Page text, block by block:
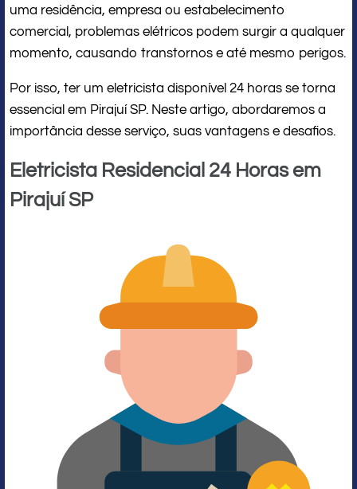
uma residência, empresa ou estabelecimento
comercial, problemas elétricos podem surgir a qualquer
momento, causando transtornos e até mesmo perigos.
Por isso, ter um eletricista disponível 24 horas se torna
essencial em Pirajuí SP. Neste artigo, abordaremos a
importância desse serviço, suas vantagens e desafios.
Eletricista Residencial 24 Horas em
Pirajuí SP